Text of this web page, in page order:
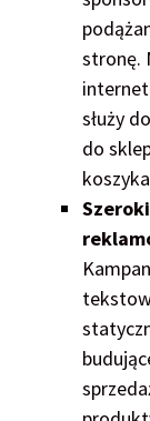
stronę.
służy
do